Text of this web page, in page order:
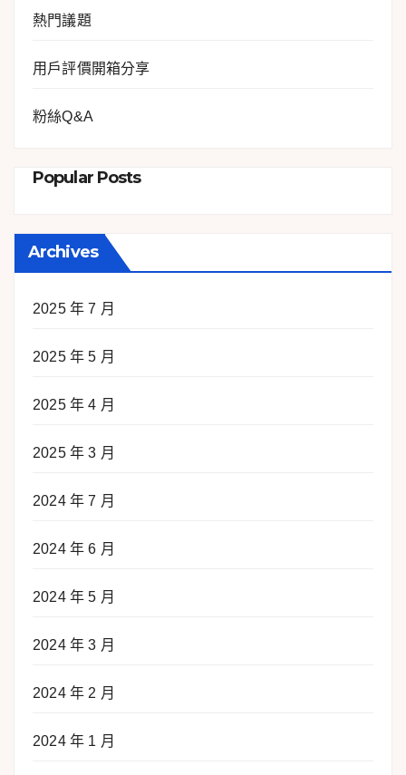
熱門議題
用戶評價開箱分享
粉絲Q&A
Popular Posts
Archives
2025 年 7 月
2025 年 5 月
2025 年 4 月
2025 年 3 月
2024 年 7 月
2024 年 6 月
2024 年 5 月
2024 年 3 月
2024 年 2 月
2024 年 1 月